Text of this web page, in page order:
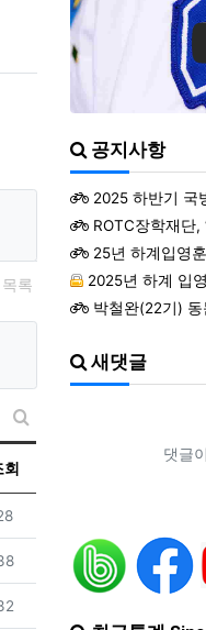
목록
일
리 스타일
게시판 검색
회
회
회
회
공지사항
2025 하반기 국
ROTC장학재단, ‘제8회 후배사랑 골프대회
25년 하계입영훈련중
2025년 하계 입영훈련 후보생
박철완(22기) 동문 호주관광청 주관 - 호
ROTC 육성 및
예능프로그램 ‘강철부대’ 여군편인 ‘
장군 진급을 축하드립니다. 소장 박민영(31기/정보), 준
새댓글
댓글